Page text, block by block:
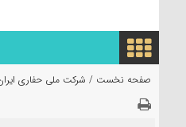
صفحه نخست / شرکت ملی حفاری